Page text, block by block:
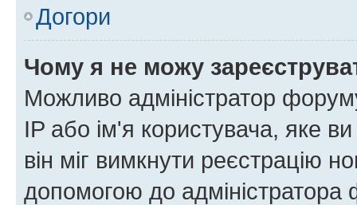
Догори
Чому я не можу
Можливо адміністратор
IP або ім'я користувача, яке
він міг вимкнути реєстрацію
допомогою до адміністратора